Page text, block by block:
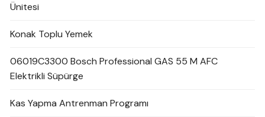
Ünitesi
Konak Toplu Yemek
06019C3300 Bosch Professional GAS 55 M AFC
Elektrikli Süpürge
Kas Yapma Antrenman Programı